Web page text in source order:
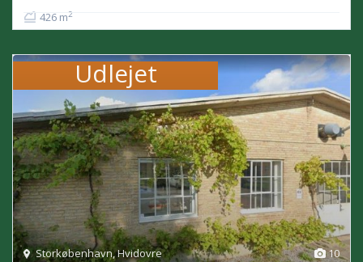
426 m2
10
Storkøbenhavn,Hvidovre
Udlejet